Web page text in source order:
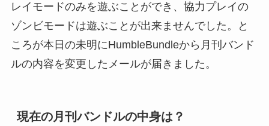
レイモードのみを遊ぶことができ、協力プレイの
ゾンビモードは遊ぶことが出来ませんでした。と
ころが本日の未明にHumbleBundleから月刊バンド
ルの内容を変更したメールが届きました。
現在の月刊バンドルの中身は？